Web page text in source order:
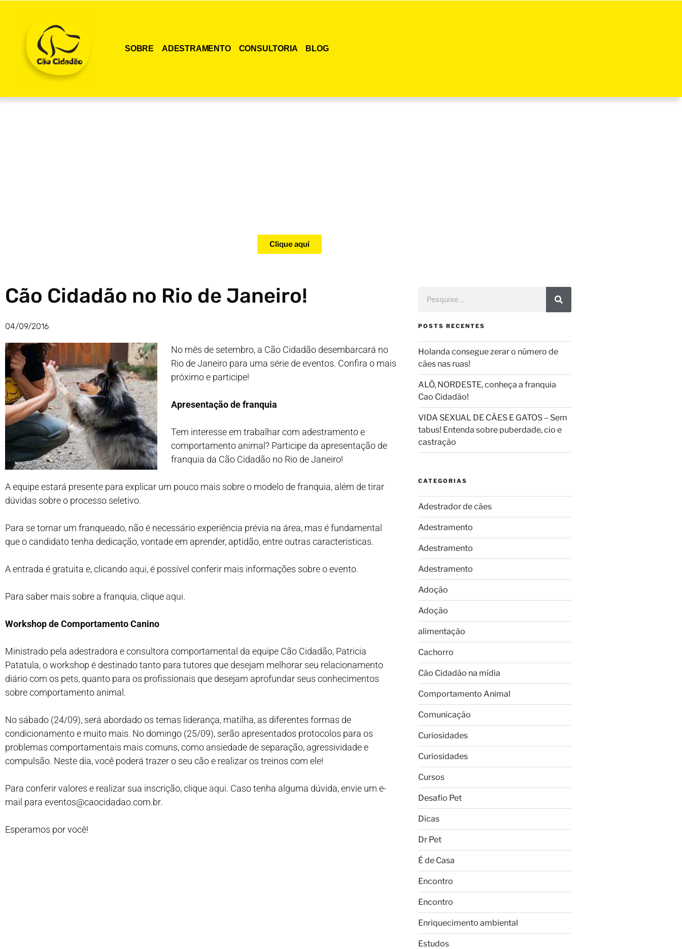
SOBRE ADESTRAMENTO CONSULTORIA BLOG
Clique aqui
Cão Cidadão no Rio de Janeiro!
04/09/2016
No mês de setembro, a Cão Cidadão desembarcará no
Rio de Janeiro para uma série de eventos. Confira o mais
próximo e participe!
Apresentação de franquia
Tem interesse em trabalhar com adestramento e
comportamento animal? Participe da apresentação de
franquia da Cão Cidadão no Rio de Janeiro!
A equipe estará presente para explicar um pouco mais sobre o modelo de franquia, além de tirar
dúvidas sobre o processo seletivo.
Para se tornar um franqueado, não é necessário experiência prévia na área, mas é fundamental
que o candidato tenha dedicação, vontade em aprender, aptidão, entre outras características.
A entrada é gratuita e, clicando aqui, é possível conferir mais informações sobre o evento.
Para saber mais sobre a franquia, clique aqui.
Workshop de Comportamento Canino
Ministrado pela adestradora e consultora comportamental da equipe Cão Cidadão, Patricia
Patatula, o workshop é destinado tanto para tutores que desejam melhorar seu relacionamento
diário com os pets, quanto para os profissionais que desejam aprofundar seus conhecimentos
sobre comportamento animal.
No sábado (24/09), será abordado os temas liderança, matilha, as diferentes formas de
condicionamento e muito mais. No domingo (25/09), serão apresentados protocolos para os
problemas comportamentais mais comuns, como ansiedade de separação, agressividade e
compulsão. Neste dia, você poderá trazer o seu cão e realizar os treinos com ele!
Para conferir valores e realizar sua inscrição, clique aqui. Caso tenha alguma dúvida, envie um e-
mail para eventos@caocidadao.com.br.
Esperamos por você!
POSTS RECENTES
Holanda consegue zerar o número de
cães nas ruas!
ALÔ, NORDESTE, conheça a franquia
Cao Cidadão!
VIDA SEXUAL DE CÃES E GATOS – Sem
tabus! Entenda sobre puberdade, cio e
castração
CATEGORIAS
Adestrador de cães
Adestramento
Adestramento
Adestramento
Adoção
Adoção
alimentação
Cachorro
Cão Cidadão na mídia
Comportamento Animal
Comunicação
Curiosidades
Curiosidades
Cursos
Desafio Pet
Dicas
Dr Pet
É de Casa
Encontro
Encontro
Enriquecimento ambiental
Estudos